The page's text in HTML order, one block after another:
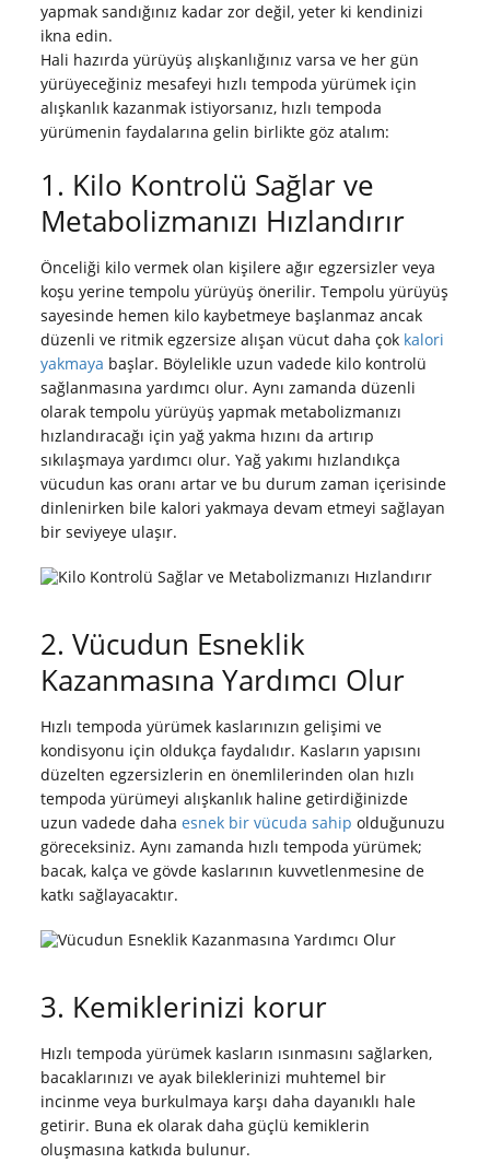
yapmak sandığınız kadar zor değil, yeter ki kendinizi
ikna edin.
Hali hazırda yürüyüş alışkanlığınız varsa ve her gün
yürüyeceğiniz mesafeyi hızlı tempoda yürümek için
alışkanlık kazanmak istiyorsanız, hızlı tempoda
yürümenin faydalarına gelin birlikte göz atalım:
1. Kilo Kontrolü Sağlar ve
Metabolizmanızı Hızlandırır
Önceliği kilo vermek olan kişilere ağır egzersizler veya
koşu yerine tempolu yürüyüş önerilir. Tempolu yürüyüş
sayesinde hemen kilo kaybetmeye başlanmaz ancak
düzenli ve ritmik egzersize alışan vücut daha çok kalori
yakmaya başlar. Böylelikle uzun vadede kilo kontrolü
sağlanmasına yardımcı olur. Aynı zamanda düzenli
olarak tempolu yürüyüş yapmak metabolizmanızı
hızlandıracağı için yağ yakma hızını da artırıp
sıkılaşmaya yardımcı olur. Yağ yakımı hızlandıkça
vücudun kas oranı artar ve bu durum zaman içerisinde
dinlenirken bile kalori yakmaya devam etmeyi sağlayan
bir seviyeye ulaşır.
2. Vücudun Esneklik
Kazanmasına Yardımcı Olur
Hızlı tempoda yürümek kaslarınızın gelişimi ve
kondisyonu için oldukça faydalıdır. Kasların yapısını
düzelten egzersizlerin en önemlilerinden olan hızlı
tempoda yürümeyi alışkanlık haline getirdiğinizde
uzun vadede dahaesnek bir vücuda sahip olduğunuzu
göreceksiniz. Aynı zamanda hızlı tempoda yürümek;
bacak, kalça ve gövde kaslarının kuvvetlenmesine de
katkı sağlayacaktır.
3. Kemiklerinizi korur
Hızlı tempoda yürümek kasların ısınmasını sağlarken,
bacaklarınızı ve ayak bileklerinizi muhtemel bir
incinme veya burkulmaya karşı daha dayanıklı hale
getirir. Buna ek olarak daha güçlü kemiklerin
oluşmasına katkıda bulunur.